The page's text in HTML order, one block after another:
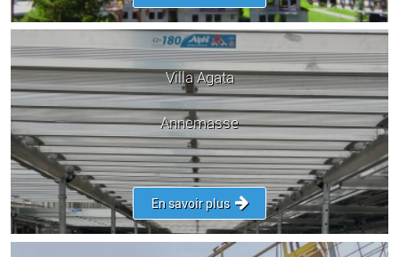
Villa Agata
Annemasse
En savoir plus